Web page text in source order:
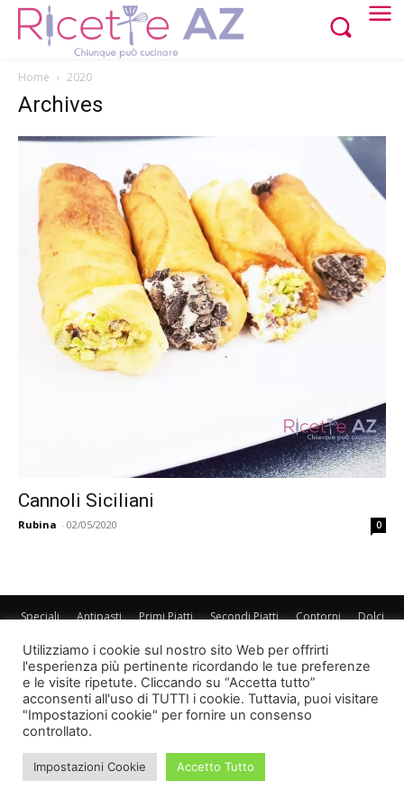
Home 2020
Archives
Cannoli Siciliani
Rubina - 02/05/2020 0
Speciali Antipasti Primi Piatti Secondi Piatti Contorni Dolci
© Newspaper WordPress Theme by TagDiv
Utilizziamo i cookie sul nostro sito Web per offrirti
l'esperienza più pertinente ricordando le tue preferenze
e le visite ripetute. Cliccando su “Accetta tutto”
acconsenti all'uso di TUTTI i cookie. Tuttavia, puoi visitare
"Impostazioni cookie" per fornire un consenso
controllato.
Impostazioni Cookie Accetto Tutto